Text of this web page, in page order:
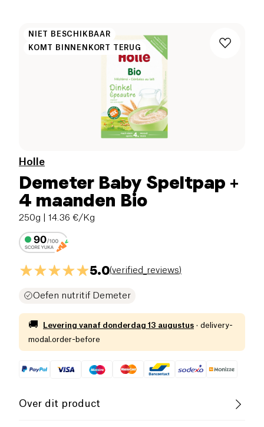
NIET BESCHIKBAAR
KOMT BINNENKORT TERUG
Holle
Demeter Baby Speltpap +
4 maanden Bio
250g | 14.36 €/Kg
5.0(verified_reviews)
Oefen nutritif Demeter
🚚 Levering vanaf donderdag 13 augustus · delivery-
modal.order-before
Over dit product